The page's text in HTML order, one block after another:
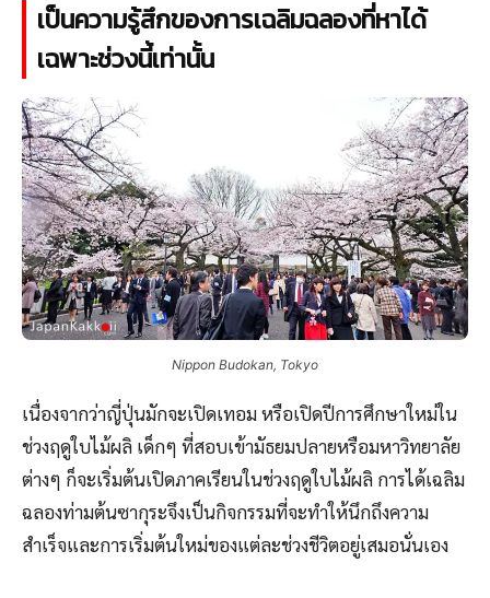
เป็นความรู้สึกของการเฉลิมฉลองที่หาได้
เฉพาะช่วงนี้เท่านั้น
Nippon Budokan, Tokyo
เนื่องจากว่าญี่ปุ่นมักจะเปิดเทอม หรือเปิดปีการศึกษาใหม่ใน
ช่วงฤดูใบไม้ผลิ เด็กๆ ที่สอบเข้ามัธยมปลายหรือมหาวิทยาลัย
ต่างๆ ก็จะเริ่มต้นเปิดภาคเรียนในช่วงฤดูใบไม้ผลิ การได้เฉลิม
ฉลองท่ามต้นซากุระจึงเป็นกิจกรรมที่จะทำให้นึกถึงความ
สำเร็จและการเริ่มต้นใหม่ของแต่ละช่วงชีวิตอยู่เสมอนั่นเอง